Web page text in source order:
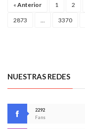
« Anterior 1 2
2873 3370
NUESTRAS REDES
2292
Fans